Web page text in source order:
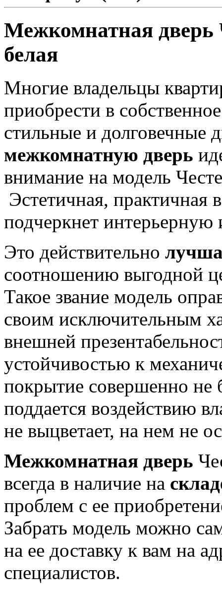
Межкомнатная
белая
Многие владельцы
приобрести в
стильные и долговечные
межкомнатную дверь
внимание на модель
Эстетичная, практичная
подчеркнет
Это действительно
соотношению выгодной
Такое звание модель
своим исключительным
внешней
устойчивостью к
покрытие совершенно не
поддается воздействию
не выцветает, на нем не
Межкомнатная дверь
всегда в наличие на
проблем с ее
Забрать модель можно
на ее доставку к вам на
специалистов.